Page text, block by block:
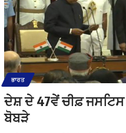
ਭਾਰਤ
ਦੇਸ਼ ਦੇ 47ਵੇਂ ਚੀਫ਼
ਬੋਬੜੇ